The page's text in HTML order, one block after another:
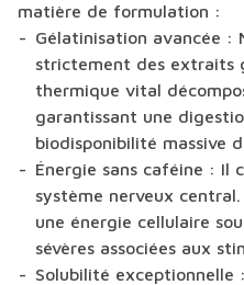
matière de formulation :
Gélatinisation avancée :
strictement des extraits
thermique vital
garantissant une
biodisponibilité massive
Énergie sans caféine : Il
système nerveux
une énergie cellulaire
sévères associées aux
Solubilité exceptionnelle :